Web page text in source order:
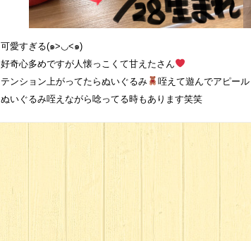
可愛すぎる(๑>◡<๑)
好奇心多めですが人懐っこくて甘えたさん
テンション上がってたらぬいぐるみ
咥えて遊んでアピー
ぬいぐるみ咥えながら唸ってる時もあります笑笑